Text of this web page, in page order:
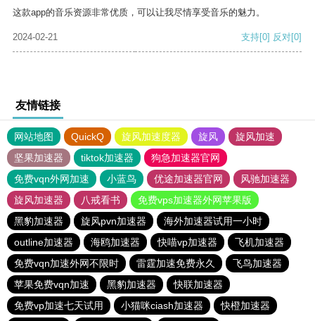
这款app的音乐资源非常优质，可以让我尽情享受音乐的魅力。
2024-02-21 支持[0] 反对[0]
友情链接
网站地图 QuickQ 旋风加速度器 旋风
旋风加速
坚果加速器
tiktok加速器
狗急加速器官网
免费vqn外网加速
小蓝鸟 优途加速器官网
风驰加速器
旋风加速器
八戒看书
免费vps加速器外网苹果版
黑豹加速器
旋风pvn加速器
海外加速器试用一小时
outline加速器
海鸥加速器 快喵vp加速器
飞机加速器
免费vqn加速外网不限时
雷霆加速免费永久
飞鸟加速器
苹果免费vqn加速
黑豹加速器
快联加速器
免费vp加速七天试用
小猫咪ciash加速器 快橙加速器